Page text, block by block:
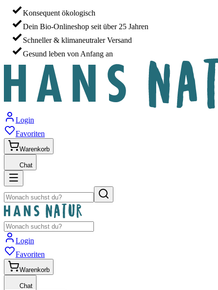
Konsequent ökologisch
Dein Bio-Onlineshop seit über 25 Jahren
Schneller & klimaneutraler Versand
Gesund leben von Anfang an
Login
Favoriten
Warenkorb
Chat
Login
Favoriten
Warenkorb
Chat